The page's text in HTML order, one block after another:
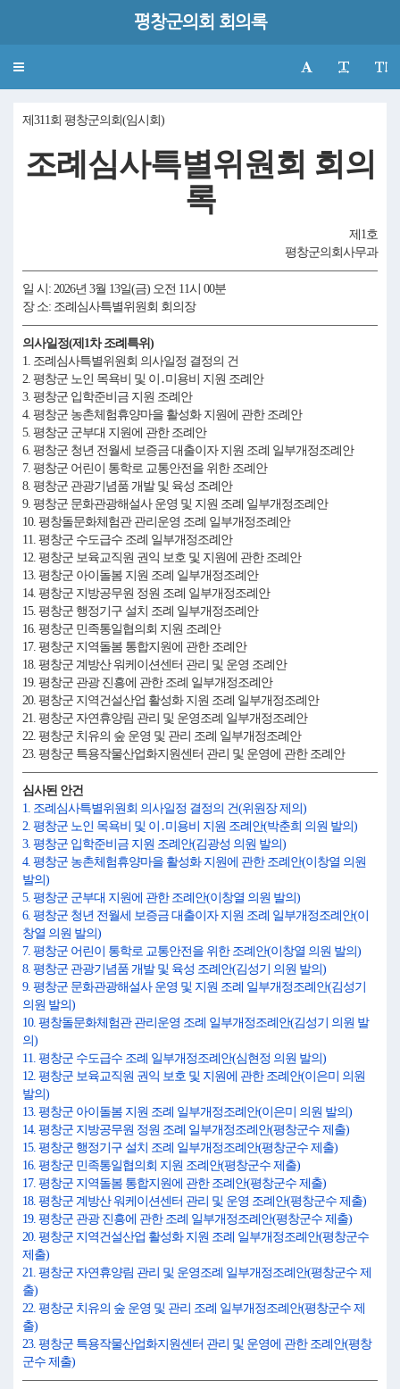
평창군의회 회의록
Toggle
제311회 평창군의회(임시회)
조례심사특별위원회 회의
록
제1호
평창군의회사무과
일 시: 2026년 3월 13일(금) 오전 11시 00분
장 소: 조례심사특별위원회 회의장
의사일정(제1차 조례특위)
1. 조례심사특별위원회 의사일정 결정의 건
2. 평창군 노인 목욕비 및 이․미용비 지원 조례안
3. 평창군 입학준비금 지원 조례안
4. 평창군 농촌체험휴양마을 활성화 지원에 관한 조례안
5. 평창군 군부대 지원에 관한 조례안
6. 평창군 청년 전월세 보증금 대출이자 지원 조례 일부개정조례안
7. 평창군 어린이 통학로 교통안전을 위한 조례안
8. 평창군 관광기념품 개발 및 육성 조례안
9. 평창군 문화관광해설사 운영 및 지원 조례 일부개정조례안
10. 평창돌문화체험관 관리운영 조례 일부개정조례안
11. 평창군 수도급수 조례 일부개정조례안
12. 평창군 보육교직원 권익 보호 및 지원에 관한 조례안
13. 평창군 아이돌봄 지원 조례 일부개정조례안
14. 평창군 지방공무원 정원 조례 일부개정조례안
15. 평창군 행정기구 설치 조례 일부개정조례안
16. 평창군 민족통일협의회 지원 조례안
17. 평창군 지역돌봄 통합지원에 관한 조례안
18. 평창군 계방산 워케이션센터 관리 및 운영 조례안
19. 평창군 관광 진흥에 관한 조례 일부개정조례안
20. 평창군 지역건설산업 활성화 지원 조례 일부개정조례안
21. 평창군 자연휴양림 관리 및 운영조례 일부개정조례안
22. 평창군 치유의 숲 운영 및 관리 조례 일부개정조례안
23. 평창군 특용작물산업화지원센터 관리 및 운영에 관한 조례안
심사된 안건
1. 조례심사특별위원회 의사일정 결정의 건(위원장 제의)
2. 평창군 노인 목욕비 및 이․미용비 지원 조례안(박춘희 의원 발의)
3. 평창군 입학준비금 지원 조례안(김광성 의원 발의)
4. 평창군 농촌체험휴양마을 활성화 지원에 관한 조례안(이창열 의원
발의)
5. 평창군 군부대 지원에 관한 조례안(이창열 의원 발의)
6. 평창군 청년 전월세 보증금 대출이자 지원 조례 일부개정조례안(이
창열 의원 발의)
7. 평창군 어린이 통학로 교통안전을 위한 조례안(이창열 의원 발의)
8. 평창군 관광기념품 개발 및 육성 조례안(김성기 의원 발의)
9. 평창군 문화관광해설사 운영 및 지원 조례 일부개정조례안(김성기
의원 발의)
10. 평창돌문화체험관 관리운영 조례 일부개정조례안(김성기 의원 발
의)
11. 평창군 수도급수 조례 일부개정조례안(심현정 의원 발의)
12. 평창군 보육교직원 권익 보호 및 지원에 관한 조례안(이은미 의원
발의)
13. 평창군 아이돌봄 지원 조례 일부개정조례안(이은미 의원 발의)
14. 평창군 지방공무원 정원 조례 일부개정조례안(평창군수 제출)
15. 평창군 행정기구 설치 조례 일부개정조례안(평창군수 제출)
16. 평창군 민족통일협의회 지원 조례안(평창군수 제출)
17. 평창군 지역돌봄 통합지원에 관한 조례안(평창군수 제출)
18. 평창군 계방산 워케이션센터 관리 및 운영 조례안(평창군수 제출)
19. 평창군 관광 진흥에 관한 조례 일부개정조례안(평창군수 제출)
20. 평창군 지역건설산업 활성화 지원 조례 일부개정조례안(평창군수
제출)
21. 평창군 자연휴양림 관리 및 운영조례 일부개정조례안(평창군수 제
출)
22. 평창군 치유의 숲 운영 및 관리 조례 일부개정조례안(평창군수 제
출)
23. 평창군 특용작물산업화지원센터 관리 및 운영에 관한 조례안(평창
군수 제출)